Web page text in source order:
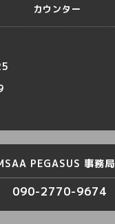
カウンター
PEGASUS 事務局
090-2770-9674